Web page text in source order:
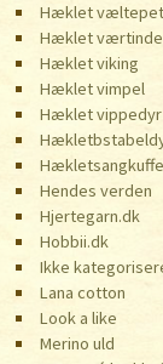
Hæklet
Hæklet værtinde
Hæklet viking
Hæklet vimpel
Hæklet vippedyr
Hendes verden
Hjertegarn.dk
Hobbii.dk
Ikke
Lana cotton
Look a like
Merino uld